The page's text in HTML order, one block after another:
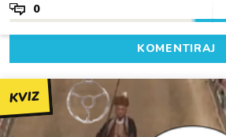
0
KOMENTIRAJ
KVIZ